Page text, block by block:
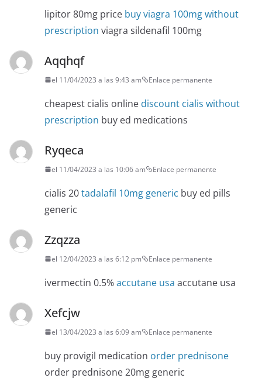
lipitor 80mg price buy viagra 100mg without
prescription viagra sildenafil 100mg
Aqqhqf
el 11/04/2023 a las 9:43 am Enlace permanente
cheapest cialis online discount cialis without
prescription buy ed medications
Ryqeca
el 11/04/2023 a las 10:06 am Enlace permanente
cialis 20tadalafil 10mg generic buy ed pills
generic
Zzqzza
el 12/04/2023 a las 6:12 pm Enlace permanente
ivermectin 0.5%accutane usa accutane usa
Xefcjw
el 13/04/2023 a las 6:09 am Enlace permanente
buy provigil medication order prednisone
order prednisone 20mg generic